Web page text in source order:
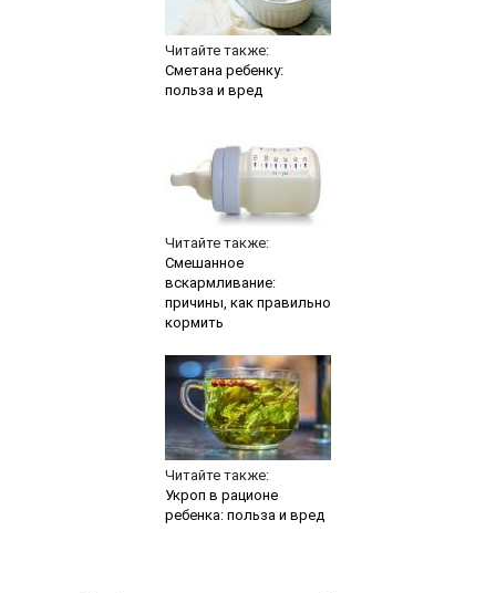
Читайте также:
Сметана ребенку:
польза и вред
Читайте также:
Смешанное
вскармливание:
причины, как правильно
кормить
Читайте также:
Укроп в рационе
ребенка: польза и вред